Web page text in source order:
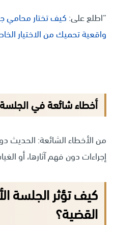
“اطلع على: كيف تختار محامي
واقعية تحميك من الاختيار
أخطاء شائعة في
من الأخطاء الشائعة: الحديث
إجراءات دون فهم آثارها، أو
كيف تؤثر الجلسة
القضية؟